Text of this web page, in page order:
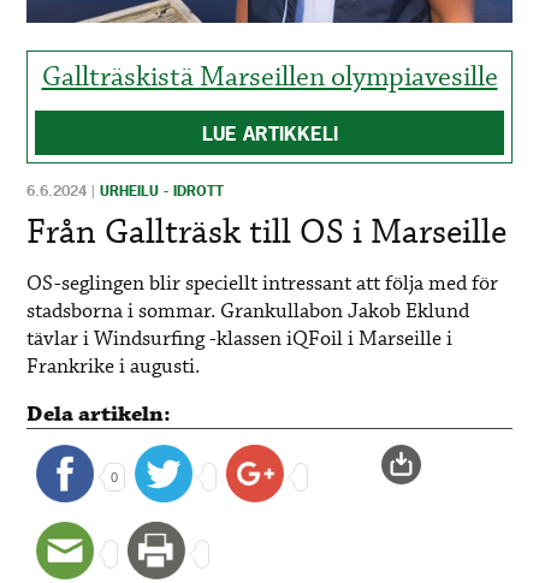
Gallträskistä Marseillen olympiavesille
LUE ARTIKKELI
6.6.2024 |URHEILU - IDROTT
Från Gallträsk till OS i Marseille
OS-seglingen blir speciellt intressant att följa med för
stadsborna i sommar. Grankullabon Jakob Eklund
tävlar i Windsurfing -klassen iQFoil i Marseille i
Frankrike i augusti.
Dela artikeln:
0